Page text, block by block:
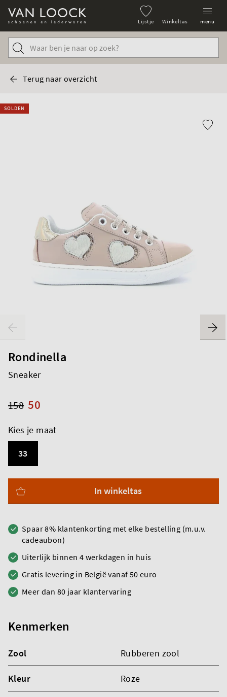
Lijstje Winkeltas menu
Terug naar overzicht
SOLDEN
Rondinella
Sneaker
50
158
Kies je maat
33
In winkeltas
Spaar 8% klantenkorting met elke bestelling (m.u.v.
cadeaubon)
Uiterlijk binnen 4 werkdagen in huis
Gratis levering in België vanaf 50 euro
Meer dan 80 jaar klantervaring
Kenmerken
Zool Rubberen zool
Kleur Roze